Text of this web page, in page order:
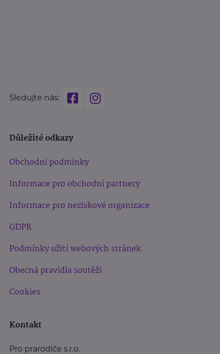
Sledujte nás:
Důležité odkazy
Obchodní podmínky
Informace pro obchodní partnery
Informace pro neziskové organizace
GDPR
Podmínky užití webových stránek
Obecná pravidla soutěží
Cookies
Kontakt
Pro prarodiče s.r.o.